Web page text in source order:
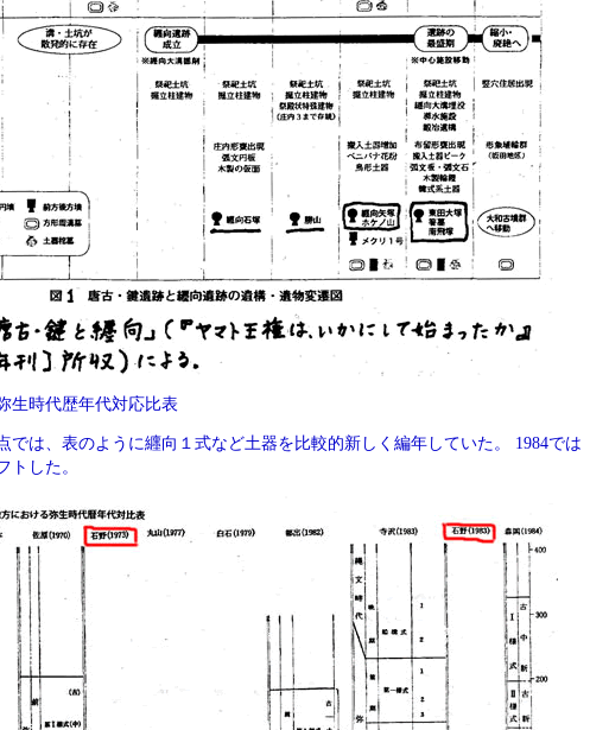
生時代歴年代対応比表
では、表のように纒向１式など土器を比較的新しく編年していた。 1984では
トした。